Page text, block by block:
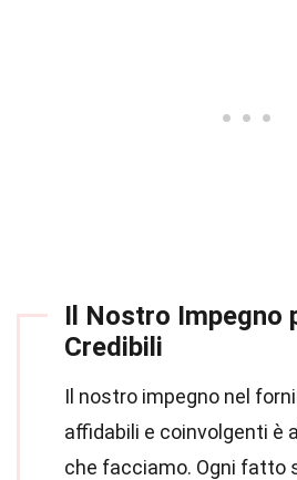
Il Nostro Impegno
Credibili
Il nostro impegno nel
affidabili e coinvolgenti è
che facciamo. Ogni fatto